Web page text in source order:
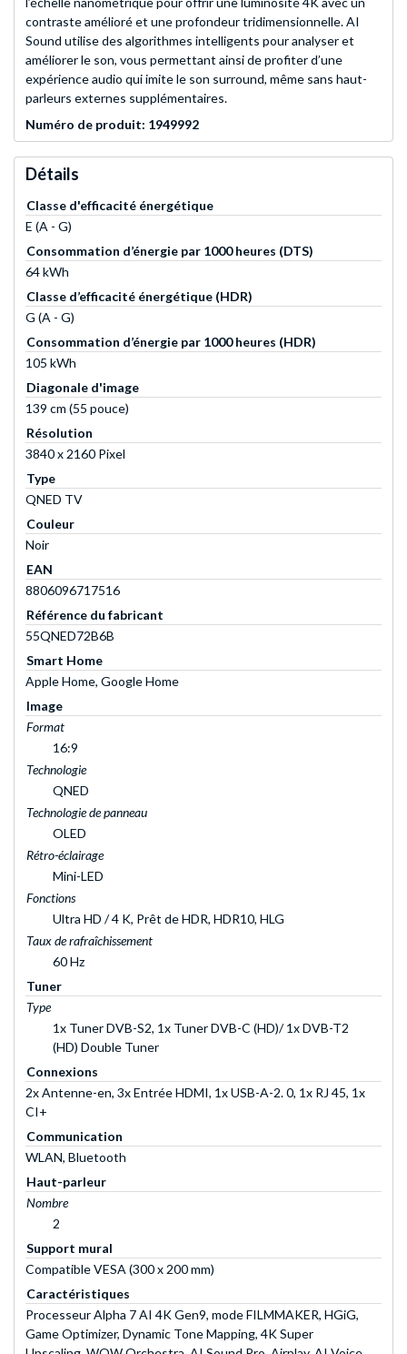
contraste amélioré et une profondeur tridimensionnelle. AI
Sound utilise des algorithmes intelligents pour analyser et
améliorer le son, vous permettant ainsi de profiter d’une
expérience audio qui imite le son surround, même sans haut-
parleurs externes supplémentaires.
Numéro de produit: 1949992
Détails
Classe d'efficacité énergétique
E (A - G)
Consommation d’énergie par 1000 heures (DTS)
64 kWh
Classe d’efficacité énergétique (HDR)
G (A - G)
Consommation d’énergie par 1000 heures (HDR)
105 kWh
Diagonale d'image
139 cm (55 pouce)
Résolution
3840 x 2160 Pixel
Type
QNED TV
Couleur
Noir
EAN
8806096717516
Référence du fabricant
55QNED72B6B
Smart Home
Apple Home, Google Home
Image
Format
16:9
Technologie
QNED
Technologie de panneau
OLED
Rétro-éclairage
Mini-LED
Fonctions
Ultra HD / 4 K, Prêt de HDR, HDR10, HLG
Taux de rafraîchissement
60 Hz
Tuner
Type
1x Tuner DVB-S2, 1x Tuner DVB-C (HD)/ 1x DVB-T2
(HD) Double Tuner
Connexions
2x Antenne-en, 3x Entrée HDMI, 1x USB-A-2. 0, 1x RJ 45, 1x
CI+
Communication
WLAN, Bluetooth
Haut-parleur
Nombre
2
Support mural
Compatible VESA (300 x 200 mm)
Caractéristiques
Processeur Alpha 7 AI 4K Gen9, mode FILMMAKER, HGiG,
Game Optimizer, Dynamic Tone Mapping, 4K Super